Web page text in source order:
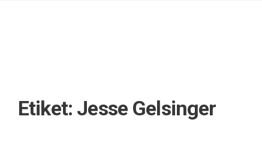
Etiket: Jesse Gelsinger